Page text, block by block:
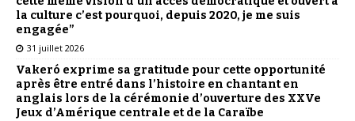
la culture c’est pourquoi, depuis 2020, je me suis
engagée”
31 juillet 2026
Vakeró exprime sa gratitude pour cette opportunité
après être entré dans l’histoire en chantant en
anglais lors de la cérémonie d’ouverture des XXVe
Jeux d’Amérique centrale et de la Caraïbe